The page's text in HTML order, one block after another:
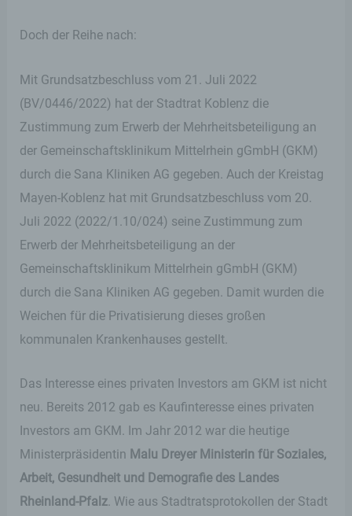
Doch der Reihe nach:
Mit Grundsatzbeschluss vom 21. Juli 2022
(BV/0446/2022) hat der Stadtrat Koblenz die
Zustimmung zum Erwerb der Mehrheitsbeteiligung an
der Gemeinschaftsklinikum Mittelrhein gGmbH (GKM)
durch die Sana Kliniken AG gegeben. Auch der Kreistag
Mayen-Koblenz hat mit Grundsatzbeschluss vom 20.
Juli 2022 (2022/1.10/024) seine Zustimmung zum
Erwerb der Mehrheitsbeteiligung an der
Gemeinschaftsklinikum Mittelrhein gGmbH (GKM)
durch die Sana Kliniken AG gegeben. Damit wurden die
Weichen für die Privatisierung dieses großen
kommunalen Krankenhauses gestellt.
Das Interesse eines privaten Investors am GKM ist nicht
neu. Bereits 2012 gab es Kaufinteresse eines privaten
Investors am GKM. Im Jahr 2012 war die heutige
Ministerpräsidentin Malu Dreyer Ministerin für Soziales,
Arbeit, Gesundheit und Demografie des Landes
Rheinland-Pfalz. Wie aus Stadtratsprotokollen der Stadt